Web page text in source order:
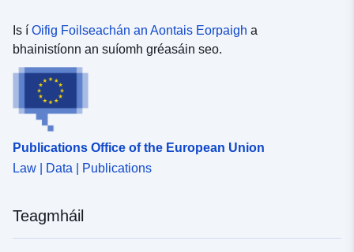
Is í Oifig Foilseachán an Aontais Eorpaigh a
bhainistíonn an suíomh gréasáin seo.
Publications Office of the European Union
Law | Data | Publications
Teagmháil